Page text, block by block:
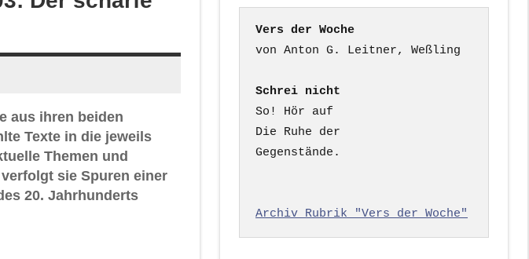
aus ihren beiden
Texte in die jeweils
Themen und
sie Spuren einer
20. Jahrhunderts
Vers der Woche
Schrei nicht
So! Hör auf
Die Ruhe der
Gegenstände.
Archiv Rubrik "Vers der Woche"